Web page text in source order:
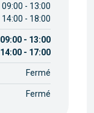
09:00 - 13:00
14:00 - 18:00
09:00 - 13:00
14:00 - 17:00
Fermé
Fermé